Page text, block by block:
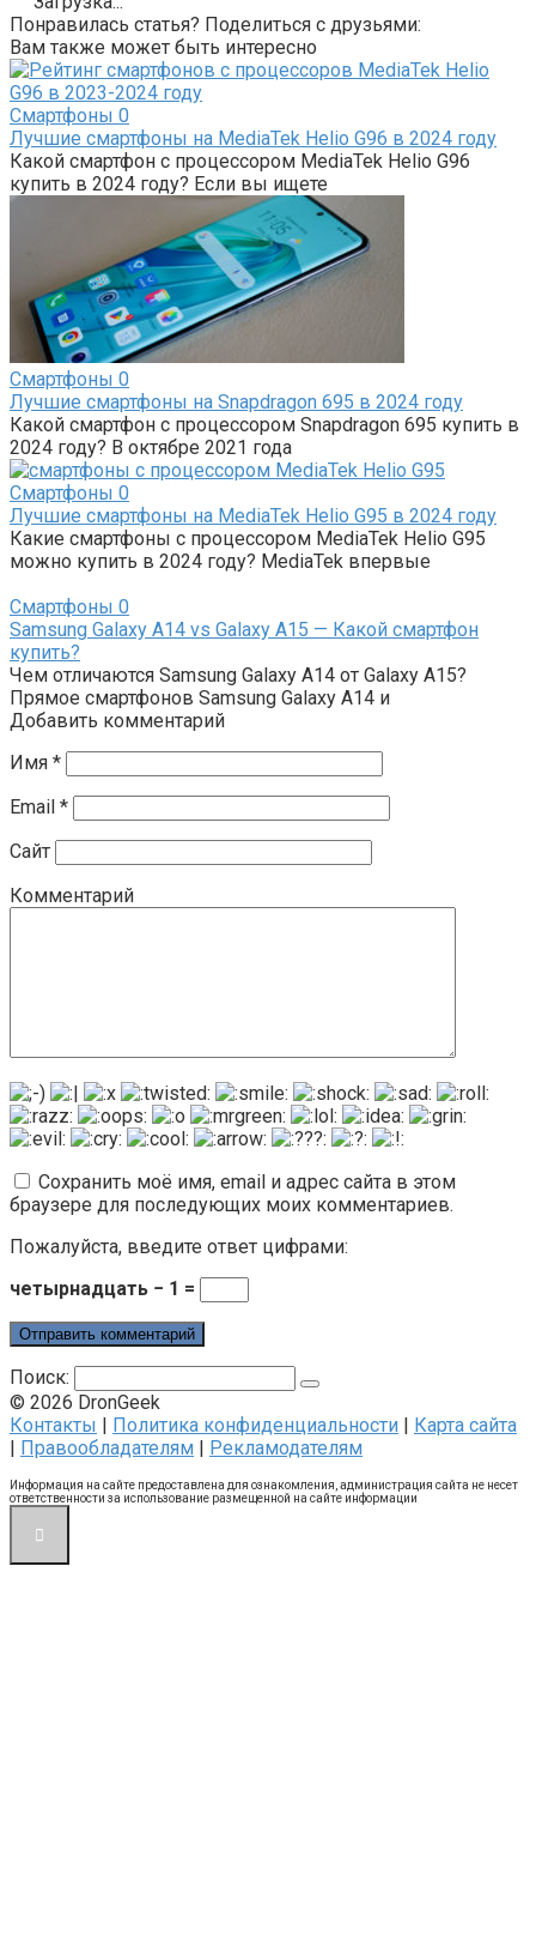
Понравилась статья? Поделиться с друзьями:
Вам также может быть интересно
Смартфоны 0
Лучшие смартфоны на MediaTek Helio G96 в 2024 году
Какой смартфон с процессором MediaTek Helio G96
купить в 2024 году? Если вы ищете
Смартфоны 0
Лучшие смартфоны на Snapdragon 695 в 2024 году
Какой смартфон с процессором Snapdragon 695 купить в
2024 году? В октябре 2021 года
Смартфоны 0
Лучшие смартфоны на MediaTek Helio G95 в 2024 году
Какие смартфоны с процессором MediaTek Helio G95
можно купить в 2024 году? MediaTek впервые
Смартфоны 0
Samsung Galaxy A14 vs Galaxy A15 — Какой смартфон
купить?
Чем отличаются Samsung Galaxy A14 от Galaxy A15?
Прямое смартфонов Samsung Galaxy A14 и
Добавить комментарий
Имя *
Email *
Сайт
Комментарий
Сохранить моё имя, email и адрес сайта в этом
браузере для последующих моих комментариев.
Пожалуйста, введите ответ цифрами:
четырнадцать − 1 =
Поиск:
© 2026 DronGeek
Контакты | Политика конфиденциальности | Карта сайта
| Правообладателям | Рекламодателям
Информация на сайте предоставлена для ознакомления, администрация сайта не несет
ответственности за использование размещенной на сайте информации